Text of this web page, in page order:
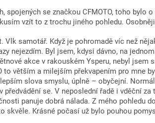
spojených se značkou CFMOTO, toho bylo
vzít to z trochu jiného pohledu.
Vlk samotář. Když je pohromadě víc než
nejezdím. Byl jsem, kdysi dávno, na
akce v rakouském Ysperu, nebyl jsem
to větším a milejším překvapením pro mne
slova smyslu, úplně – obyčejní.
předvádění se. V neposlední řadě i vděční
panuje dobrá nálada. Z mého pohledu
skvěle. Krásné počasí už bylo pouhou